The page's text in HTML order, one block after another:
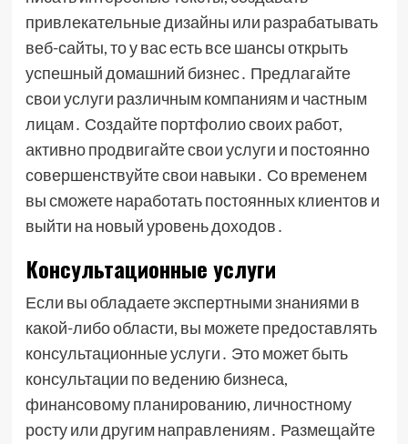
привлекательные дизайны или разрабатывать
веб-сайты, то у вас есть все шансы открыть
успешный домашний бизнес․ Предлагайте
свои услуги различным компаниям и частным
лицам․ Создайте портфолио своих работ,
активно продвигайте свои услуги и постоянно
совершенствуйте свои навыки․ Со временем
вы сможете наработать постоянных клиентов и
выйти на новый уровень доходов․
Консультационные услуги
Если вы обладаете экспертными знаниями в
какой-либо области, вы можете предоставлять
консультационные услуги․ Это может быть
консультации по ведению бизнеса,
финансовому планированию, личностному
росту или другим направлениям․ Размещайте